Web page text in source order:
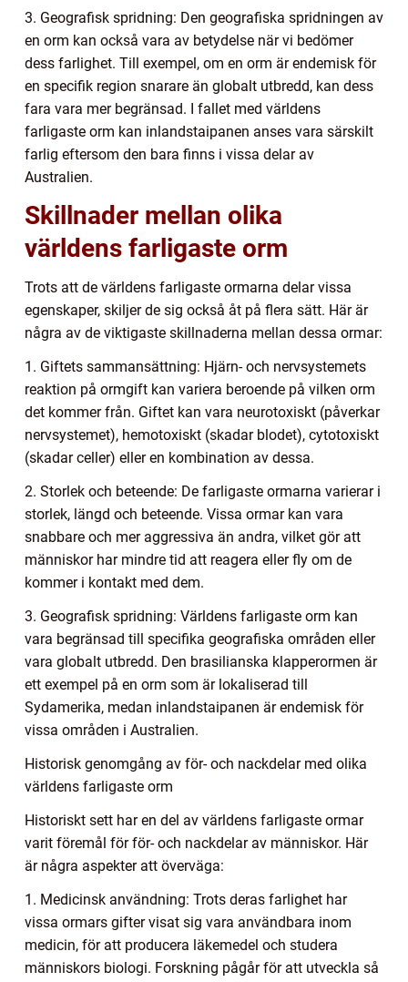
3. Geografisk spridning: Den geografiska spridningen av
en orm kan också vara av betydelse när vi bedömer
dess farlighet. Till exempel, om en orm är endemisk för
en specifik region snarare än globalt utbredd, kan dess
fara vara mer begränsad. I fallet med världens
farligaste orm kan inlandstaipanen anses vara särskilt
farlig eftersom den bara finns i vissa delar av
Australien.
Skillnader mellan olika
världens farligaste orm
Trots att de världens farligaste ormarna delar vissa
egenskaper, skiljer de sig också åt på flera sätt. Här är
några av de viktigaste skillnaderna mellan dessa ormar:
1. Giftets sammansättning: Hjärn- och nervsystemets
reaktion på ormgift kan variera beroende på vilken orm
det kommer från. Giftet kan vara neurotoxiskt (påverkar
nervsystemet), hemotoxiskt (skadar blodet), cytotoxiskt
(skadar celler) eller en kombination av dessa.
2. Storlek och beteende: De farligaste ormarna varierar i
storlek, längd och beteende. Vissa ormar kan vara
snabbare och mer aggressiva än andra, vilket gör att
människor har mindre tid att reagera eller fly om de
kommer i kontakt med dem.
3. Geografisk spridning: Världens farligaste orm kan
vara begränsad till specifika geografiska områden eller
vara globalt utbredd. Den brasilianska klapperormen är
ett exempel på en orm som är lokaliserad till
Sydamerika, medan inlandstaipanen är endemisk för
vissa områden i Australien.
Historisk genomgång av för- och nackdelar med olika
världens farligaste orm
Historiskt sett har en del av världens farligaste ormar
varit föremål för för- och nackdelar av människor. Här
är några aspekter att överväga:
1. Medicinsk användning: Trots deras farlighet har
vissa ormars gifter visat sig vara användbara inom
medicin, för att producera läkemedel och studera
människors biologi. Forskning pågår för att utveckla så